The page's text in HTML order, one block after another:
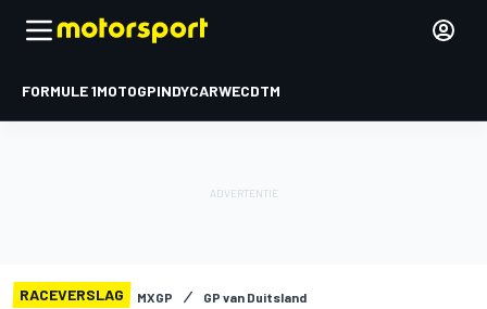
FORMULE 1MOTOGPINDYCARWECDTM
RACEVERSLAG MXGP GP van Duitsland